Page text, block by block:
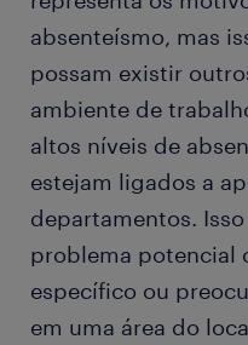
absenteísmo, mas
possam existir
ambiente de
altos níveis de
estejam ligados a
departamentos.
problema potencial
específico ou
em uma área do